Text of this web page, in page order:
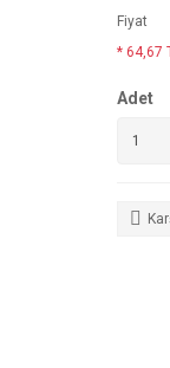
Fiyat
* 64,67
Adet